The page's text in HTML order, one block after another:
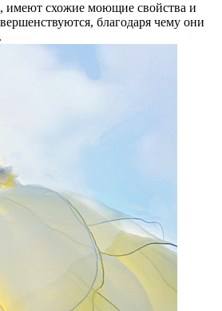
имеют схожие моющие свойства и
благодаря чему они